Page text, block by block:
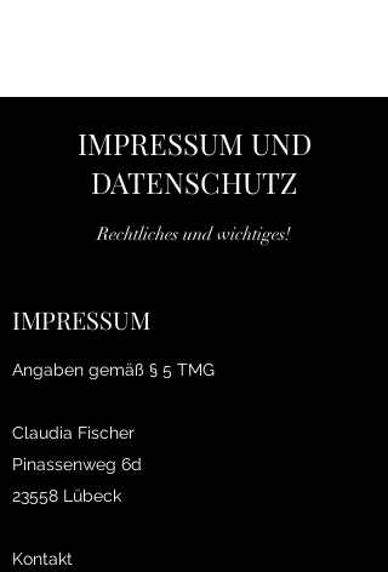
IMPRESSUM UND
DATENSCHUTZ
Rechtliches und wichtiges!
IMPRESSUM
Angaben gemäß § 5 TMG
Claudia Fischer
Pinassenweg 6d
23558 Lübeck
Kontakt